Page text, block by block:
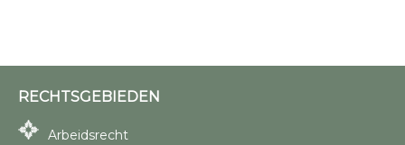
RECHTSGEBIEDEN
Arbeidsrecht